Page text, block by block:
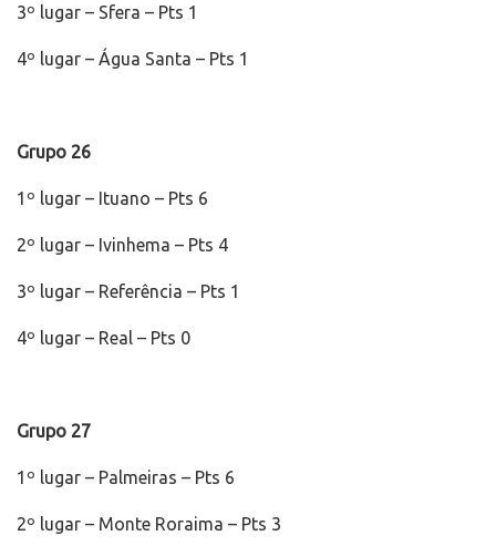
3º lugar – Sfera – Pts 1
4º lugar – Água Santa – Pts 1
Grupo 26
1º lugar – Ituano – Pts 6
2º lugar – Ivinhema – Pts 4
3º lugar – Referência – Pts 1
4º lugar – Real – Pts 0
Grupo 27
1º lugar – Palmeiras – Pts 6
2º lugar – Monte Roraima – Pts 3